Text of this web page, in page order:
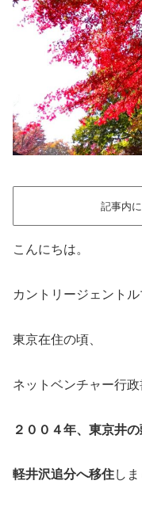
記事内
こんにちは。
カントリージェントル
東京在住の頃、
ネットベンチャー行政
２００４年、東京井の
軽井沢追分へ移住しま